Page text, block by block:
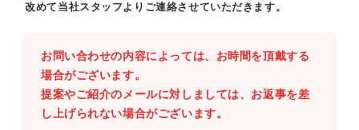
改めて当社スタッフよりご連絡させていただきます。
お問い合わせの内容によっては、お時間を頂戴する
場合がございます。
提案やご紹介のメールに対しましては、お返事を差
し上げられない場合がございます。